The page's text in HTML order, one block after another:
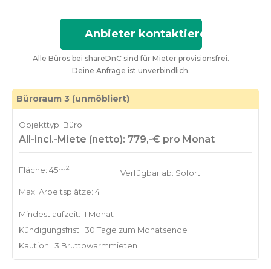
Anbieter kontaktieren
Alle Büros bei shareDnC sind für Mieter provisionsfrei.
Deine Anfrage ist unverbindlich.
Büroraum 3 (unmöbliert)
Objekttyp: Büro
All-incl.-Miete (netto): 779,-€ pro Monat
Fläche: 45m2
Max. Arbeitsplätze: 4
Verfügbar ab: Sofort
Mindestlaufzeit: 1 Monat
Kündigungsfrist: 30 Tage zum Monatsende
Kaution: 3 Bruttowarmmieten